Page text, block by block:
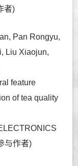
者)
Pan Rongyu,
Liu Xiaojun,
feature
of tea quality
与作者)